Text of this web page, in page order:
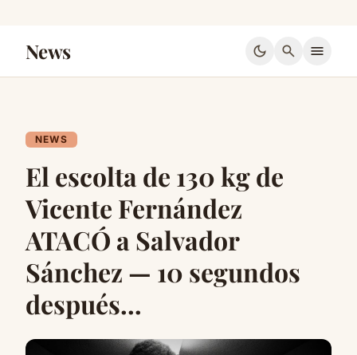
News dark_mode search menu
NEWS
El escolta de 130 kg de
Vicente Fernández
ATACÓ a Salvador
Sánchez — 10 segundos
después…